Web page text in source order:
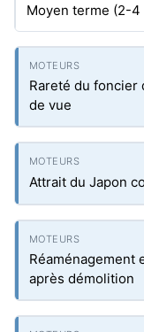
Moyen terme (2-4
Rareté du foncier
de vue
Attrait du Japon
Réaménagement
après démolition